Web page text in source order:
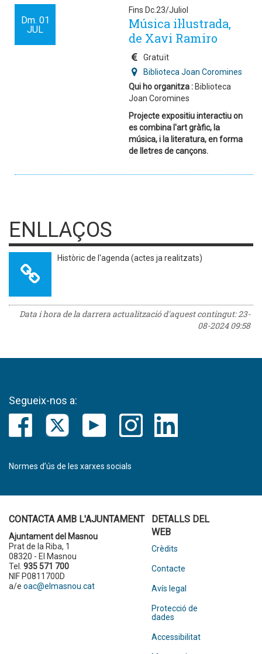
Dm. 01
JUL
Fins Dc.23/Juliol
Música il·lustrada,
de Xavi Ramiro
Gratuït
Biblioteca Joan Coromines
Qui ho organitza : Biblioteca
Joan Coromines
Projecte expositiu interactiu on
es combina l'art gràfic, la
música, i la literatura, en forma
de lletres de cançons.
ENLLAÇOS
Històric de l'agenda (actes ja realitzats)
Data i hora de la darrera actualització d'aquest contingut:23-
08-2024 09:58
Segueix-nos a:
Normes d’ús de les xarxes socials
CONTACTA AMB L'AJUNTAMENT
Ajuntament del Masnou
Prat de la Riba, 1
08320 - El Masnou
Tel. 935 571 700
NIF P0811700D
a/e oac@elmasnou.cat
DETALLS DEL
WEB
Crèdits
Contacte
Avís legal
Protecció de
dades
Accessibilitat